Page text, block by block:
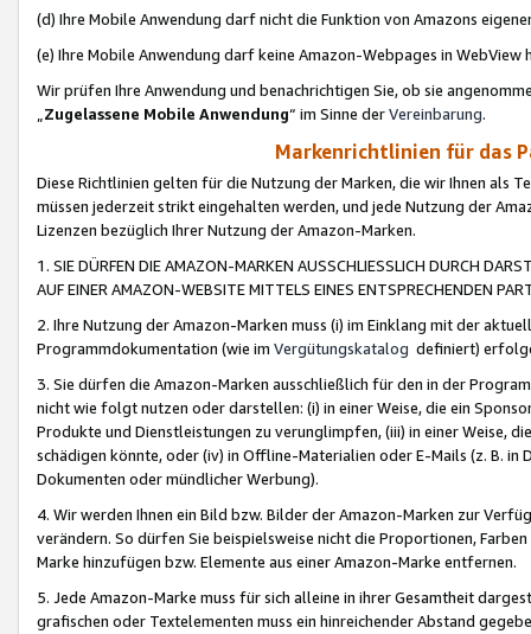
(d) Ihre Mobile Anwendung darf nicht die Funktion von Amazons
(e) Ihre Mobile Anwendung darf keine Amazon-Webpages in WebView
Wir prüfen Ihre Anwendung und benachrichtigen Sie, ob sie
„Zugelassene Mobile Anwendung“ im Sinne derVereinbarung.
Markenrichtlinien für das
Diese Richtlinien gelten für die Nutzung der Marken, die wir Ihnen als
müssen jederzeit strikt eingehalten werden, und jede Nutzung der
Lizenzen bezüglich Ihrer Nutzung der Amazon-Marken.
1. SIE DÜRFEN DIE AMAZON-MARKEN AUSSCHLIESSLICH DURCH
AUF EINER AMAZON-WEBSITE MITTELS EINES ENTSPRECHENDEN
2. Ihre Nutzung der Amazon-Marken muss (i) im Einklang mit der
Programmdokumentation (wie im Vergütungskatalog definiert)
3. Sie dürfen die Amazon-Marken ausschließlich für den in der
nicht wie folgt nutzen oder darstellen: (i) in einer Weise, die ein
Produkte und Dienstleistungen zu verunglimpfen, (iii) in einer Weise,
schädigen könnte, oder (iv) in Offline-Materialien oder E-Mails (z. B. in
Dokumenten oder mündlicher Werbung).
4. Wir werden Ihnen ein Bild bzw. Bilder der Amazon-Marken zur
verändern. So dürfen Sie beispielsweise nicht die Proportionen,
Marke hinzufügen bzw. Elemente aus einer Amazon-Marke entfernen.
5. Jede Amazon-Marke muss für sich alleine in ihrer Gesamtheit
grafischen oder Textelementen muss ein hinreichender Abstand